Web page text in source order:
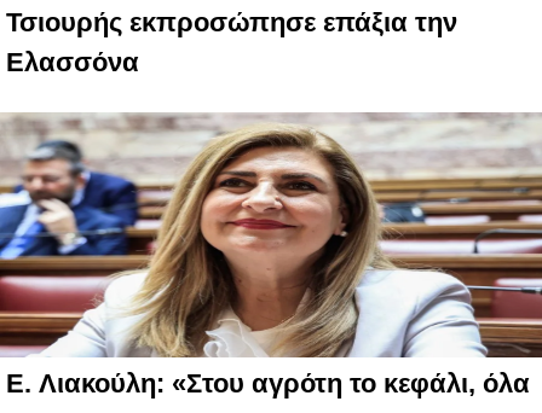
Τσιουρής εκπροσώπησε επάξια την
Ελασσόνα
E. Λιακούλη: «Στου αγρότη το κεφάλι, όλα